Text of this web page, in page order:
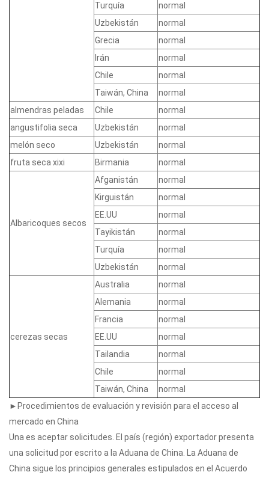
Turquía
normal
Uzbekistán
normal
Grecia
normal
Irán
normal
Chile
normal
Taiwán, China
normal
almendras peladas
Chile
normal
angustifolia seca
Uzbekistán
normal
melón seco
Uzbekistán
normal
fruta seca xixi
Birmania normal
Albaricoques secos
Afganistán
normal
Kirguistán
normal
EE.UU
normal
Tayikistán
normal
Turquía
normal
Uzbekistán
normal
cerezas secas
Australia
normal
Alemania
normal
Francia
normal
EE.UU
normal
Tailandia
normal
Chile
normal
Taiwán, China
normal
►Procedimientos de evaluación y revisión para el acceso al
mercado en China
Una es aceptar solicitudes. El país (región) exportador presenta
una solicitud por escrito a la Aduana de China. La Aduana de
China sigue los principios generales estipulados en el Acuerdo